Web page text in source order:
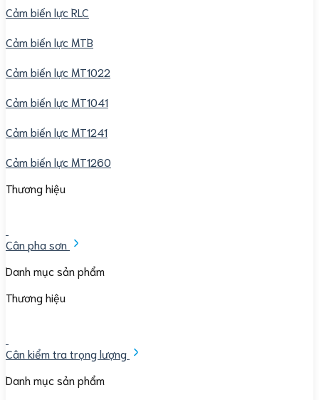
Cảm biến lực RLC
Cảm biến lực MTB
Cảm biến lực MT1022
Cảm biến lực MT1041
Cảm biến lực MT1241
Cảm biến lực MT1260
Thương hiệu
Cân pha sơn
Danh mục sản phẩm
Thương hiệu
Cân kiểm tra trọng lượng
Danh mục sản phẩm